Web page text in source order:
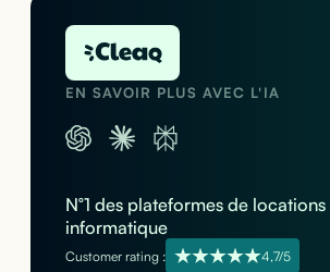
EN SAVOIR PLUS AVEC L'IA
N°1 des plateformes de locations
informatique
Customer rating : 4,7/5